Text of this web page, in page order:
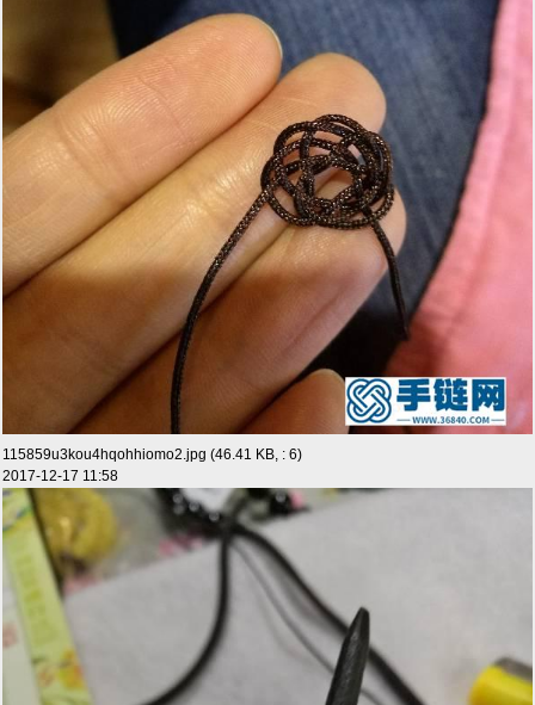
115859u3kou4hqohhiomo2.jpg (46.41 KB, : 6)
2017-12-17 11:58